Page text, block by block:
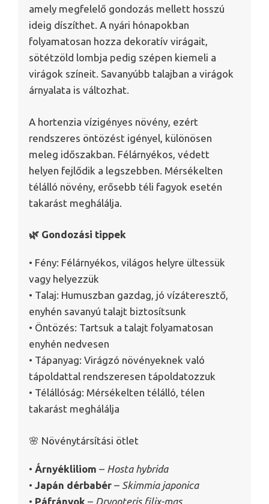
amely megfelelő gondozás mellett hosszú
ideig díszíthet. A nyári hónapokban
folyamatosan hozza dekoratív virágait,
sötétzöld lombja pedig szépen kiemeli a
virágok színeit. Savanyúbb talajban a virágok
árnyalata is változhat.
A hortenzia vízigényes növény, ezért
rendszeres öntözést igényel, különösen
meleg időszakban. Félárnyékos, védett
helyen fejlődik a legszebben. Mérsékelten
télálló növény, erősebb téli fagyok esetén
takarást meghálálja.
🌿 Gondozási tippek
• Fény: Félárnyékos, világos helyre ültessük
vagy helyezzük
• Talaj: Humuszban gazdag, jó vízáteresztő,
enyhén savanyú talajt biztosítsunk
• Öntözés: Tartsuk a talajt folyamatosan
enyhén nedvesen
• Tápanyag: Virágzó növényeknek való
tápoldattal rendszeresen tápoldatozzuk
• Télállóság: Mérsékelten télálló, télen
takarást meghálálja
🌸 Növénytársítási ötlet
• Árnyékliliom – Hosta hybrida
• Japán dérbabér – Skimmia japonica
• Páfrányok – Dryopteris filix-mas